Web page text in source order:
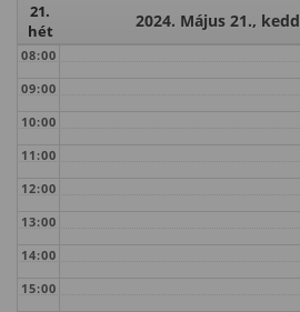
21.
hét
2024. Május 21., kedd
08:00
09:00
10:00
11:00
12:00
13:00
14:00
15:00